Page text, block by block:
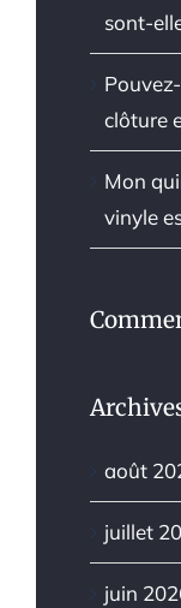
sont-
clôture
Mon
vinyle
août
juillet
juin